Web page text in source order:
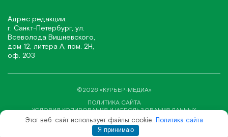
Адрес редакции:
г. Санкт-Петербург, ул.
Всеволода Вишневского,
дом 12, литера А, пом. 2Н,
оф. 203
©2026 «КУРЬЕР-МЕДИА»
ПОЛИТИКА САЙТА
УСЛОВИЯ КОПИРОВАНИЯ И ИСПОЛЬЗОВАНИЯ ДАННЫХ
СОЗДАНИЕ САЙТА ВЕБ-СТУДИЯ «SITE&SEO»
Этот веб-сайт использует файлы cookie. Политика сайта
Я принимаю